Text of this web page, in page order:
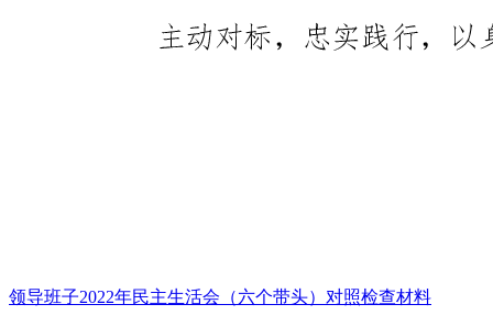
领导班子2022年民主生活会（六个带头）对照检查材料